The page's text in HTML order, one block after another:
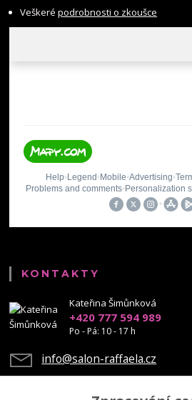
Veškerépodrobnosti o zkoušce
KONTAKTY
Kateřina Šimůnková
+420 777 594 989
Po - Pá: 10 - 17 h
info@salon-raffaela.cz